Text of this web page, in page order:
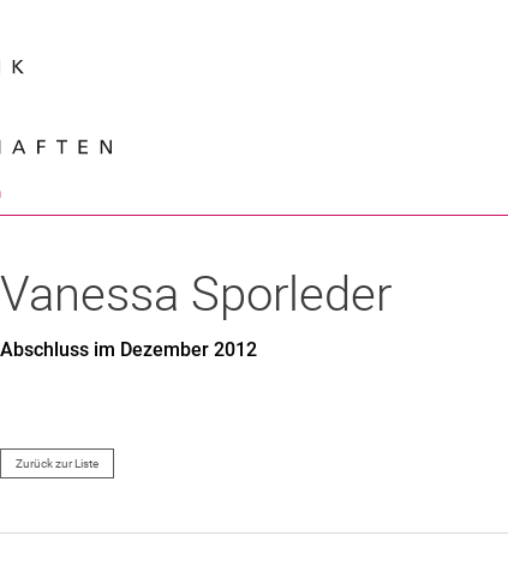
Vanessa Sporleder
Abschluss im Dezember 2012
Zurück zur Liste